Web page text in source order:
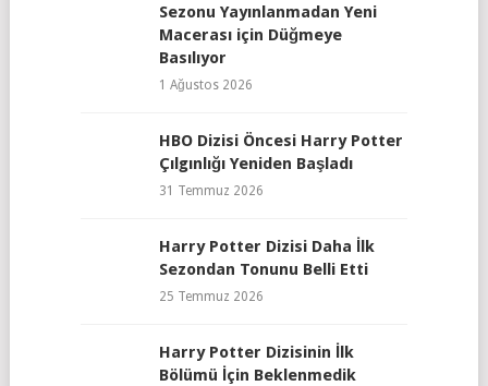
Sezonu Yayınlanmadan Yeni
Macerası için Düğmeye
Basılıyor
1 Ağustos 2026
HBO Dizisi Öncesi Harry Potter
Çılgınlığı Yeniden Başladı
31 Temmuz 2026
Harry Potter Dizisi Daha İlk
Sezondan Tonunu Belli Etti
25 Temmuz 2026
Harry Potter Dizisinin İlk
Bölümü İçin Beklenmedik